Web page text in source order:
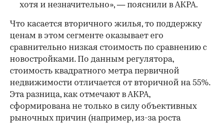
хотя и незначительно», — пояснили в АКРА.
Что касается вторичного жилья, то поддержку
ценам в этом сегменте оказывает его
сравнительно низкая стоимость по сравнению с
новостройками. По данным регулятора,
стоимость квадратного метра первичной
недвижимости отличается от вторичной на 55%.
Эта разница, как отмечают в АКРА,
сформирована не только в силу объективных
рыночных причин (например, из-за роста